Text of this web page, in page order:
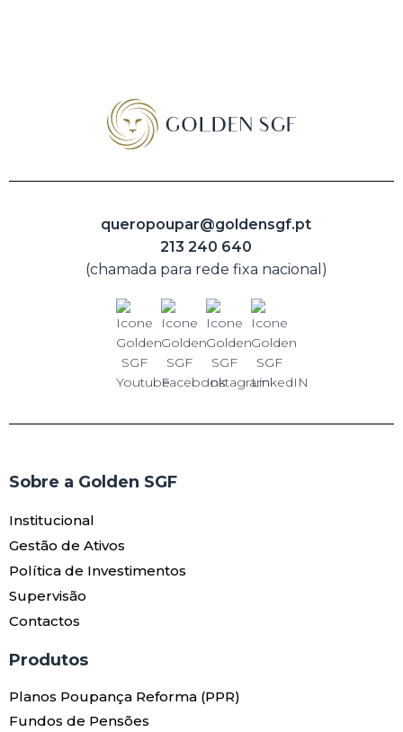
queropoupar@goldensgf.pt
213 240 640
(chamada para rede fixa nacional)
Sobre a Golden SGF
Institucional
Gestão de Ativos
Política de Investimentos
Supervisão
Contactos
Produtos​
Planos Poupança Reforma (PPR)
Fundos de Pensões